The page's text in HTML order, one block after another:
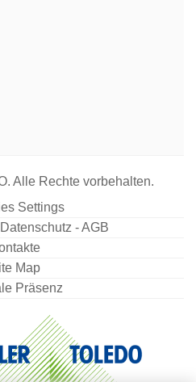
Alle Rechte vorbehalten.
Settings
- AGB
Map
Präsenz